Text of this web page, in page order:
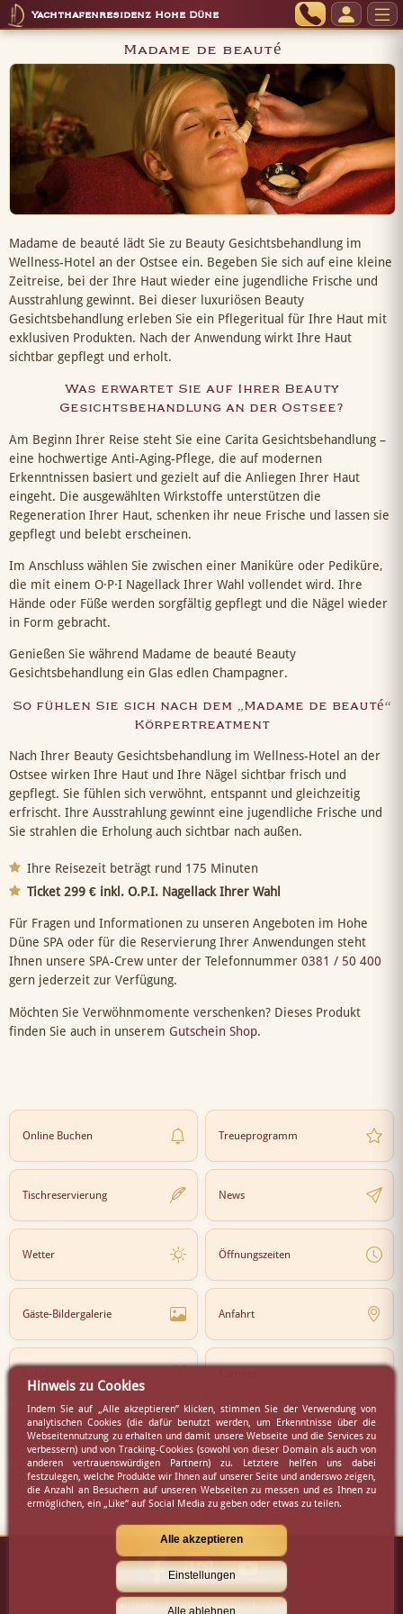
Yachthafenresidenz Hohe Düne
Madame de beauté
Madame de beauté lädt Sie zu Beauty Gesichtsbehandlung im
Wellness-Hotel an der Ostsee ein. Begeben Sie sich auf eine kleine
Zeitreise, bei der Ihre Haut wieder eine jugendliche Frische und
Ausstrahlung gewinnt. Bei dieser luxuriösen Beauty
Gesichtsbehandlung erleben Sie ein Pflegeritual für Ihre Haut mit
exklusiven Produkten. Nach der Anwendung wirkt Ihre Haut
sichtbar gepflegt und erholt.
Was erwartet Sie auf Ihrer Beauty
Gesichtsbehandlung an der Ostsee?
Am Beginn Ihrer Reise steht Sie eine Carita Gesichtsbehandlung –
eine hochwertige Anti-Aging-Pflege, die auf modernen
Erkenntnissen basiert und gezielt auf die Anliegen Ihrer Haut
eingeht. Die ausgewählten Wirkstoffe unterstützen die
Regeneration Ihrer Haut, schenken ihr neue Frische und lassen sie
gepflegt und belebt erscheinen.
Im Anschluss wählen Sie zwischen einer Maniküre oder Pediküre,
die mit einem O·P·I Nagellack Ihrer Wahl vollendet wird. Ihre
Hände oder Füße werden sorgfältig gepflegt und die Nägel wieder
in Form gebracht.
Genießen Sie während Madame de beauté Beauty
Gesichtsbehandlung ein Glas edlen Champagner.
So fühlen Sie sich nach dem „Madame de beauté“
Körpertreatment
Nach Ihrer Beauty Gesichtsbehandlung im Wellness-Hotel an der
Ostsee wirken Ihre Haut und Ihre Nägel sichtbar frisch und
gepflegt. Sie fühlen sich verwöhnt, entspannt und gleichzeitig
erfrischt. Ihre Ausstrahlung gewinnt eine jugendliche Frische und
Sie strahlen die Erholung auch sichtbar nach außen.
Ihre Reisezeit beträgt rund 175 Minuten
Ticket 299 € inkl. O.P.I. Nagellack Ihrer Wahl
Für Fragen und Informationen zu unseren Angeboten im Hohe
Düne SPA oder für die Reservierung Ihrer Anwendungen steht
Ihnen unsere SPA-Crew unter der Telefonnummer 0381 / 50 400
gern jederzeit zur Verfügung.
Möchten Sie Verwöhnmomente verschenken? Dieses Produkt
finden Sie auch in unserem Gutschein Shop.
Online Buchen Treueprogramm
Tischreservierung News
Wetter Öffnungszeiten
Gäste-Bildergalerie Anfahrt
Newsletter Partner
Virtueller Rundgang Presse
Kontakt|Impressum|AGB
Hinweis zu Cookies
Indem Sie auf „Alle akzeptieren” klicken, stimmen Sie der Verwendung von
analytischen Cookies (die dafür benutzt werden, um Erkenntnisse über die
Webseitennutzung zu erhalten und damit unsere Webseite und die Services zu
verbessern) und von Tracking-Cookies (sowohl von dieser Domain als auch von
anderen vertrauenswürdigen Partnern) zu. Letztere helfen uns dabei
festzulegen, welche Produkte wir Ihnen auf unserer Seite und anderswo zeigen,
die Anzahl an Besuchern auf unseren Webseiten zu messen und es Ihnen zu
ermöglichen, ein „Like“ auf Social Media zu geben oder etwas zu teilen.
Alle akzeptieren
Einstellungen
Alle ablehnen